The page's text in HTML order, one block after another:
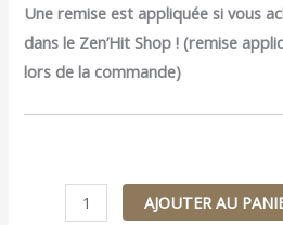
Une remise est appliquée si vous
dans le Zen’Hit Shop ! (remise
lors de la commande)
AJOUTER AU